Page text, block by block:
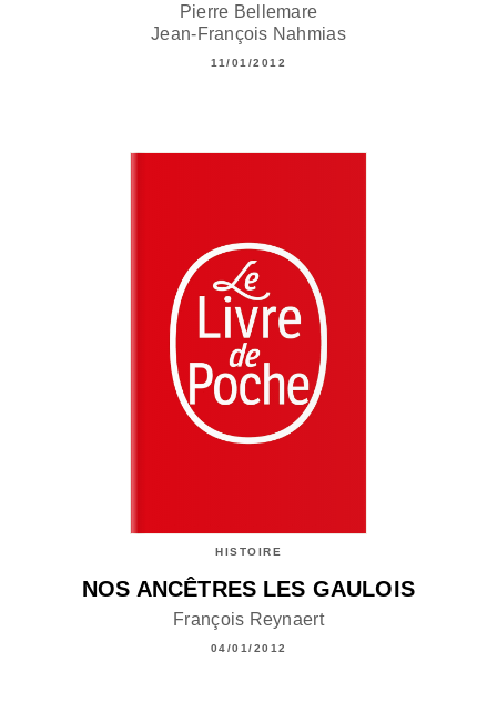
Pierre Bellemare
Jean-François Nahmias
11/01/2012
HISTOIRE
NOS ANCÊTRES LES GAULOIS
François Reynaert
04/01/2012